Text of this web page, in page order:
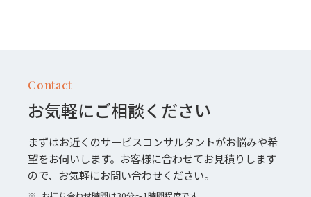
Contact
お気軽にご相談ください
まずはお近くのサービスコンサルタントがお悩みや希
望をお伺いします。お客様に合わせてお見積りします
ので、お気軽にお問い合わせください。